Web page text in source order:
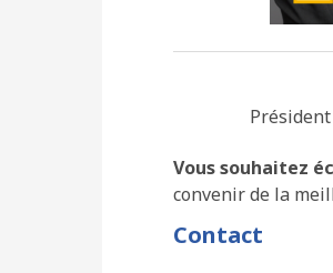
Vous souhaitez
convenir de la
Contact